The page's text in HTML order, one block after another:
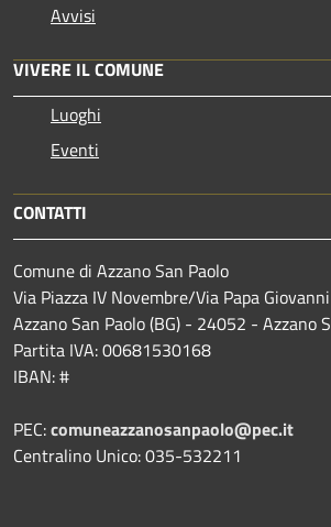
Avvisi
VIVERE IL COMUNE
Luoghi
Eventi
CONTATTI
Comune di Azzano San Paolo
Via Piazza IV Novembre/Via Papa
Azzano San Paolo (BG) - 24052 - Azzano
Partita IVA: 00681530168
IBAN: #
PEC:comuneazzanosanpaolo@pec.it
Centralino Unico: 035-532211